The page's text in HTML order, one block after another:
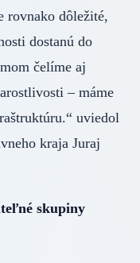
rovnako dôležité,
dostanú do
čelíme aj
– máme
uviedol
kraja Juraj
skupiny